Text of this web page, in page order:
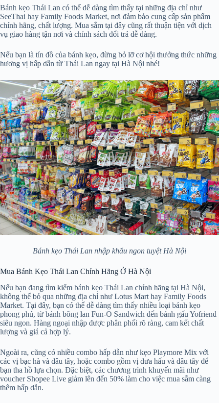
Bánh kẹo Thái Lan có thể dễ dàng tìm thấy tại những địa chỉ như
SeeThai hay Family Foods Market, nơi đảm bảo cung cấp sản phẩm
chính hãng, chất lượng. Mua sắm tại đây cũng rất thuận tiện với dịch
vụ giao hàng tận nơi và chính sách đổi trả dễ dàng.
Nếu bạn là tín đồ của bánh kẹo, đừng bỏ lỡ cơ hội thưởng thức những
hương vị hấp dẫn từ Thái Lan ngay tại Hà Nội nhé!
Bánh kẹo Thái Lan nhập khẩu ngon tuyệt Hà Nội
Mua Bánh Kẹo Thái Lan Chính Hãng Ở Hà Nội
Nếu bạn đang tìm kiếm bánh kẹo Thái Lan chính hãng tại Hà Nội,
không thể bỏ qua những địa chỉ như Lotus Mart hay Family Foods
Market. Tại đây, bạn có thể dễ dàng tìm thấy nhiều loại bánh kẹo
phong phú, từ bánh bông lan Fun-O Sandwich đến bánh gấu Yofriend
siêu ngon. Hàng ngoại nhập được phân phối rõ ràng, cam kết chất
lượng và giá cả hợp lý.
Ngoài ra, cũng có nhiều combo hấp dẫn như kẹo Playmore Mix với
các vị bạc hà và dâu tây, hoặc combo gồm vị dưa hấu và dâu tây để
bạn tha hồ lựa chọn. Đặc biệt, các chương trình khuyến mãi như
voucher Shopee Live giảm lên đến 50% làm cho việc mua sắm càng
thêm hấp dẫn.